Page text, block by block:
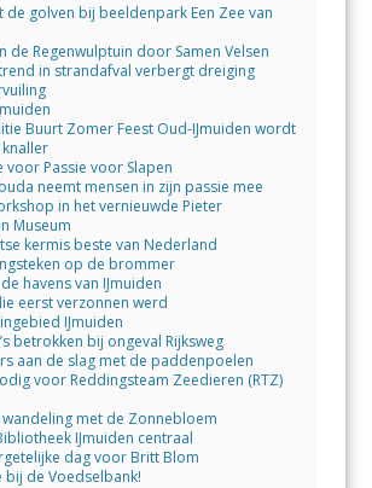
de golven bij beeldenpark Een Zee van
de Regenwulptuin door Samen Velsen
in strandafval verbergt dreiging
Buurt Zomer Feest Oud-IJmuiden wordt
voor Passie voor Slapen
neemt mensen in zijn passie mee
in het vernieuwde Pieter
Museum
kermis beste van Nederland
op de brommer
havens van IJmuiden
eerst verzonnen werd
IJmuiden
betrokken bij ongeval Rijksweg
aan de slag met de paddenpoelen
voor Reddingsteam Zeedieren (RTZ)
wandeling met de Zonnebloem
IJmuiden centraal
dag voor Britt Blom
bij de Voedselbank!